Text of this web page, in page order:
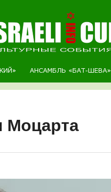
АНСАМБЛЬ «БАТ-ШЕВА»
Моцарта